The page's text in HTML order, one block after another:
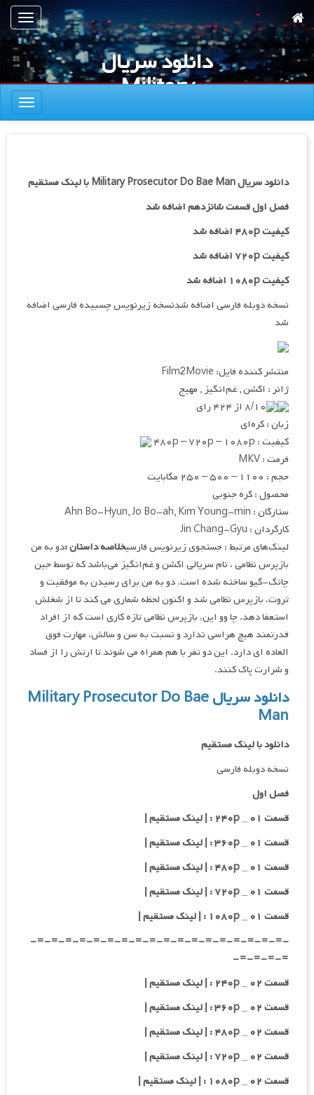
به
محتوای
اصلی
ناوبری
دانلود سریال
Military
Prosecutor Do
ناوبری
دانلود سریال Military Prosecutor Do Bae Man با لینک مستقیم
فصل اول قسمت شانزدهم اضافه شد
کیفیت ۴۸۰p اضافه شد
کیفیت ۷۲۰p
اضافه شد
کیفیت ۱۰۸۰p اضافه شد
نسخه دوبله فارسی اضافه شدنسخه زیرنویس چسبیده فارسی اضافه
شد
منتشر کننده فایل: Film2Movie
ژانر : اکشن , غم‌انگیز , مهیج
۸/۱۰ از ۴۲۴ رای
زبان : کره‌ای
کیفیت : ۴۸۰p – ۷۲۰p – ۱۰۸۰p
فرمت : MKV
حجم : ۱۱۰۰ – ۵۰۰ – ۲۵۰ مگابایت
محصول : کره جنوبی
ستارگان : Ahn Bo-Hyun, Jo Bo-ah, Kim Young-min
کارگردان : Jin Chang-Gyu
لینک‌های مرتبط : جستجوی زیرنویس فارسیخلاصه داستان :دو به من
بازپرس نظامی ، نام سریالی اکشن و غم‌انگیز می‌باشد که توسط جین
چانگ-گیو ساخته شده است. دو به من برای رسیدن به موفقیت و
ثروت، بازپرس نظامی شد و اکنون لحظه شماری می کند تا از شغلش
استعفا دهد. چا وو این، بازپرس نظامی تازه کاری است که از افراد
قدرتمند هیچ هراسی ندارد و نسبت به سن و سالش، مهارت فوق
العاده ای دارد. این دو نفر با هم همراه می شوند تا ارتش را از فساد
و شرارت پاک کنند.
دانلود سریال Military Prosecutor Do Bae
Man
دانلود با لینک مستقیم
نسخه دوبله فارسی
فصل اول
قسمت ۰۱ _ ۲۴۰p : | لینک مستقیم |
قسمت ۰۱ _ ۳۶۰p : | لینک مستقیم |
قسمت ۰۱ _ ۴۸۰p : | لینک مستقیم |
قسمت ۰۱ _ ۷۲۰p : | لینک مستقیم |
قسمت ۰۱ _ ۱۰۸۰p : | لینک مستقیم |
-=-=-=-=-=-=-=-=-=-=-=-=-=-=-=-=-=-=-
=-=-=-=-
قسمت ۰۲ _ ۲۴۰p : | لینک مستقیم |
قسمت ۰۲ _ ۳۶۰p : | لینک مستقیم |
قسمت ۰۲ _ ۴۸۰p : | لینک مستقیم |
قسمت ۰۲ _ ۷۲۰p : | لینک مستقیم |
قسمت ۰۲ _ ۱۰۸۰p : | لینک مستقیم |